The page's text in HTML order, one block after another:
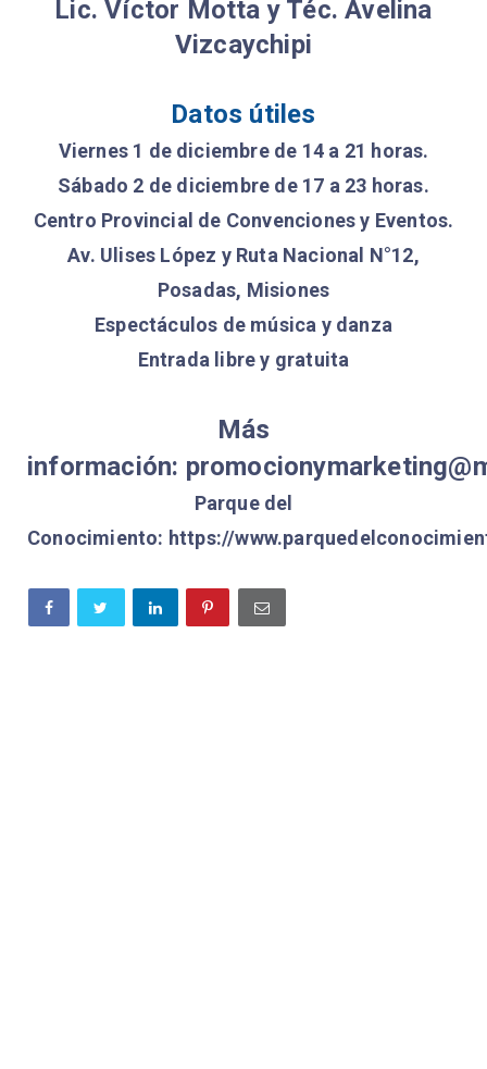
Lic. Víctor Motta y Téc. Avelina
Vizcaychipi
Datos útiles
Viernes 1 de diciembre de 14 a 21 horas.
Sábado 2 de diciembre de 17 a 23 horas.
Centro Provincial de Convenciones y Eventos.
Av. Ulises López y Ruta Nacional N°12,
Posadas, Misiones
Espectáculos de música y danza
Entrada libre y gratuita
Más
información:
Parque del
Conocimiento: https://